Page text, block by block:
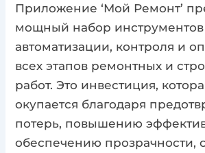
Приложение ‘Мой Ремонт’
мощный набор инструментов
автоматизации, контроля и
всех этапов ремонтных и
работ. Это инвестиция,
окупается благодаря
потерь, повышению
обеспечению прозрачности,